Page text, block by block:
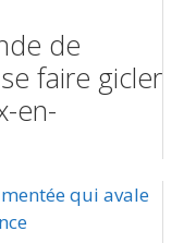
de
faire gicler
en-